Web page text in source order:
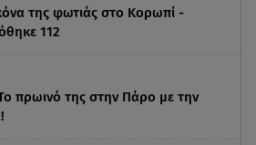
της φωτιάς στο Κορωπί -
112
πρωινό της στην Πάρο με την